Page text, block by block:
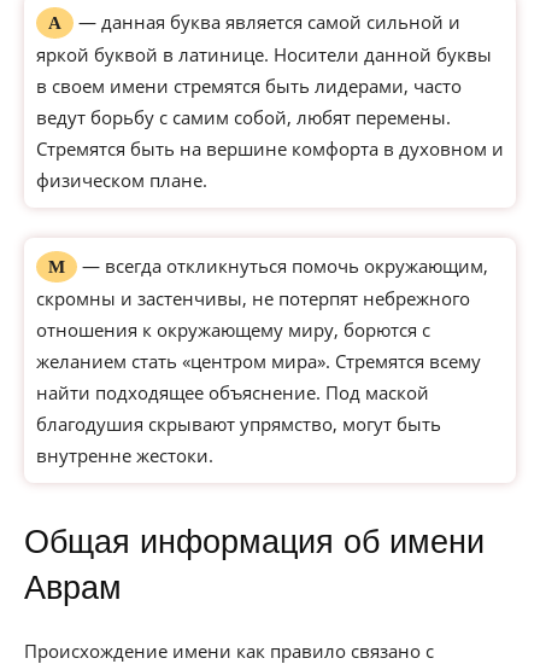
А
— данная буква является самой сильной и
яркой буквой в латинице. Носители данной буквы
в своем имени стремятся быть лидерами, часто
ведут борьбу с самим собой, любят перемены.
Стремятся быть на вершине комфорта в духовном и
физическом плане.
М
— всегда откликнуться помочь окружающим,
скромны и застенчивы, не потерпят небрежного
отношения к окружающему миру, борются с
желанием стать «центром мира». Стремятся всему
найти подходящее объяснение. Под маской
благодушия скрывают упрямство, могут быть
внутренне жестоки.
Общая информация об имени
Аврам
Происхождение имени как правило связано с